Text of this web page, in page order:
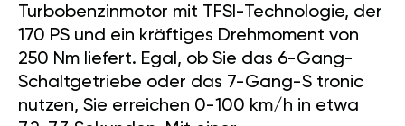
Turbobenzinmotor mit TFSI-Technologie, der
170 PS und ein kräftiges Drehmoment von
250 Nm liefert. Egal, ob Sie das 6-Gang-
Schaltgetriebe oder das 7-Gang-S tronic
nutzen, Sie erreichen 0-100 km/h in etwa